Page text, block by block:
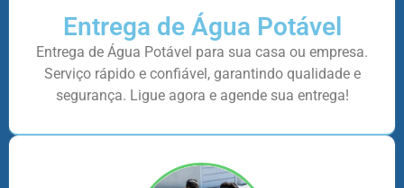
Entrega de Água Potável
Entrega de Água Potável para sua casa ou empresa.
Serviço rápido e confiável, garantindo qualidade e
segurança. Ligue agora e agende sua entrega!